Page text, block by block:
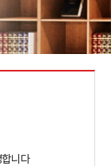
니다